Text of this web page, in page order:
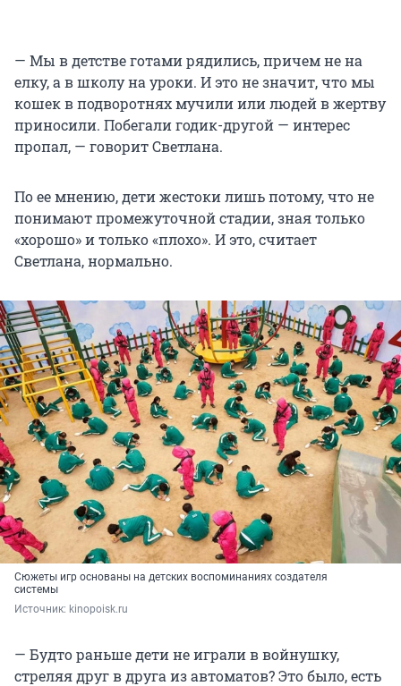
— Мы в детстве готами рядились, причем не на
елку, а в школу на уроки. И это не значит, что мы
кошек в подворотнях мучили или людей в жертву
приносили. Побегали годик-другой — интерес
пропал, — говорит Светлана.
По ее мнению, дети жестоки лишь потому, что не
понимают промежуточной стадии, зная только
«хорошо» и только «плохо». И это, считает
Светлана, нормально.
Сюжеты игр основаны на детских воспоминаниях создателя
системы
Источник: kinopoisk.ru
— Будто раньше дети не играли в войнушку,
стреляя друг в друга из автоматов? Это было, есть